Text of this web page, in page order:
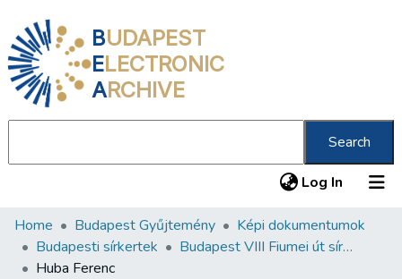
BUDAPEST
ELECTRONIC
ARCHIVE
Search
Log In (current)
Communities & Collections
All of DSpace
Home Budapest Gyűjtemény
Képi dokumentumok
Budapesti sírkertek
Budapest VIII Fiumei út sírkert 2. rész
Huba Ferenc